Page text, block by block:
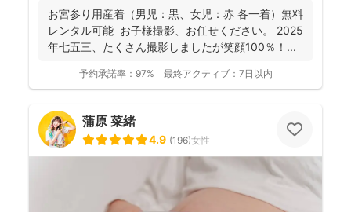
お宮参り用産着（男児：黒、女児：赤 各一着）無料
レンタル可能 お子様撮影、お任せください。 2025
年七五三、たくさん撮影しましたが笑顔100％！...
予約承諾率： 97% 最終アクティブ： 7日以内
蒲原 菜緒
4.9 (196)女性